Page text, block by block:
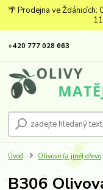
🌴 Prodejna ve Ždánicích:
+420 777 028 663
Úvod Olivové (a jiné) dřevo
B306